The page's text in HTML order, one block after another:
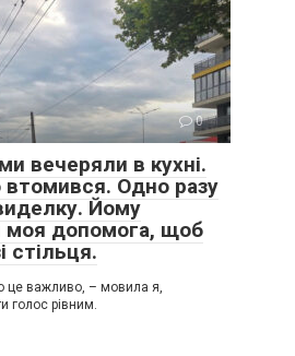
0
вечеряли в кухні.
Одно разу
Йому
моя допомога, щоб
стільця.
це важливо, – мовила я,
голос рівним.